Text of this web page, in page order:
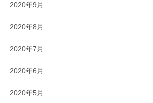
2020年9月
2020年8月
2020年7月
2020年6月
2020年5月